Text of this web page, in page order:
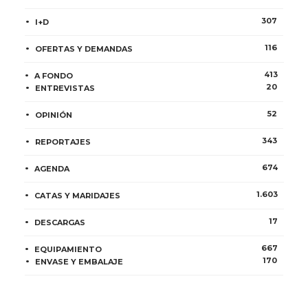
I+D 307
OFERTAS Y DEMANDAS 116
A FONDO
413
ENTREVISTAS
20
OPINIÓN 52
REPORTAJES 343
AGENDA 674
CATAS Y MARIDAJES 1.603
DESCARGAS 17
EQUIPAMIENTO
667
ENVASE Y EMBALAJE
170